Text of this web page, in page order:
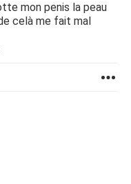
mon penis la peau
celà me fait mal